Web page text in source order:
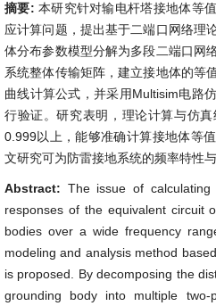
摘要: 本研究针对输电杆塔接地体等
应计算问题，提出基于二端口网络理
体分布参数模型分解为多段二端口网
系统整体传输矩阵，建立接地体的等
曲线计算公式，并采用Multisim电路
行验证。研究表明，理论计算与仿
0.999以上，能够准确计算接地体等
文研究可为防雷接地系统的频率特性
Abstract: The issue of
responses of the equivalent circuit
bodies over a wide frequency
modeling and analysis method
is proposed. By decomposing the
grounding body into multiple